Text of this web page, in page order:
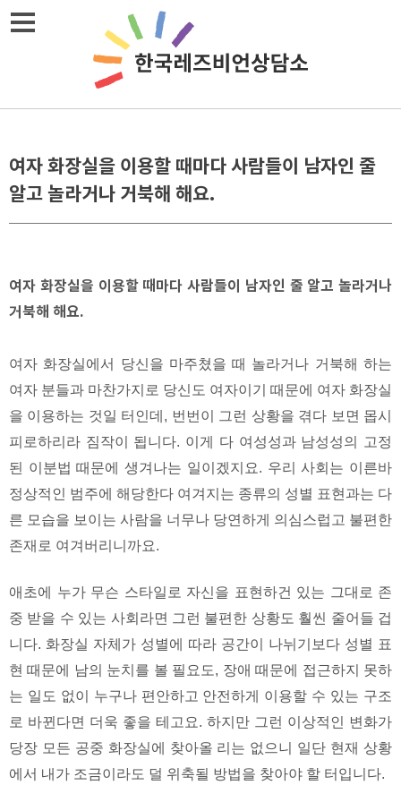
Skip
여자 화장실을 이용할 때마다 사람들이 남자인 줄
알고 놀라거나 거북해 해요.
여자 화장실을 이용할 때마다 사람들이 남자인 줄 알고 놀라거나
거북해 해요.
여자 화장실에서 당신을 마주쳤을 때 놀라거나 거북해 하는
여자 분들과 마찬가지로 당신도 여자이기 때문에 여자 화장실
을 이용하는 것일 터인데, 번번이 그런 상황을 겪다 보면 몹시
피로하리라 짐작이 됩니다. 이게 다 여성성과 남성성의 고정
된 이분법 때문에 생겨나는 일이겠지요. 우리 사회는 이른바
정상적인 범주에 해당한다 여겨지는 종류의 성별 표현과는 다
른 모습을 보이는 사람을 너무나 당연하게 의심스럽고 불편한
존재로 여겨버리니까요.
애초에 누가 무슨 스타일로 자신을 표현하건 있는 그대로 존
중 받을 수 있는 사회라면 그런 불편한 상황도 훨씬 줄어들 겁
니다. 화장실 자체가 성별에 따라 공간이 나뉘기보다 성별 표
현 때문에 남의 눈치를 볼 필요도, 장애 때문에 접근하지 못하
는 일도 없이 누구나 편안하고 안전하게 이용할 수 있는 구조
로 바뀐다면 더욱 좋을 테고요. 하지만 그런 이상적인 변화가
당장 모든 공중 화장실에 찾아올 리는 없으니 일단 현재 상황
에서 내가 조금이라도 덜 위축될 방법을 찾아야 할 터입니다.